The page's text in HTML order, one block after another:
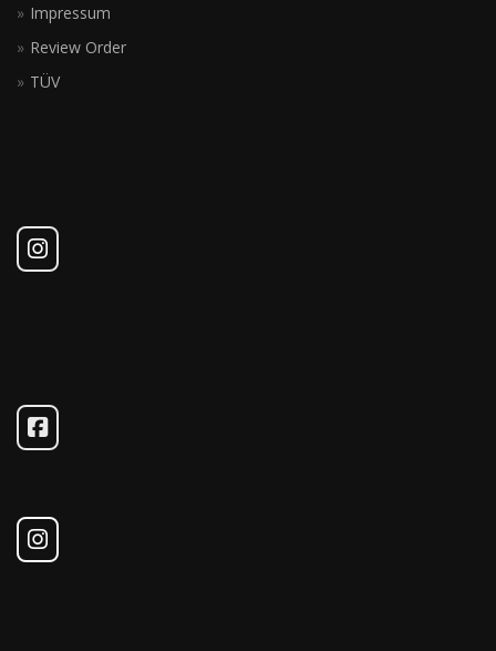
Impressum
Review Order
TÜV